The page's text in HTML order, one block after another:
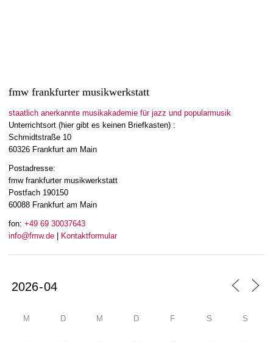
fmw frankfurter musikwerkstatt
staatlich anerkannte musikakademie für jazz und popularmusik
Unterrichtsort (hier gibt es keinen Briefkasten) :
Schmidtstraße 10
60326 Frankfurt am Main
Postadresse:
fmw frankfurter musikwerkstatt
Postfach 190150
60088 Frankfurt am Main
fon: +49 69 30037643
info@fmw.de
Kontaktformular
M D M D F S S